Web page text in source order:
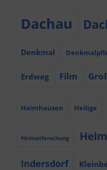
Dachau
Denkmal
Erdweg Film
Haimhausen Heilige
Heimatforschung
Indersdorf